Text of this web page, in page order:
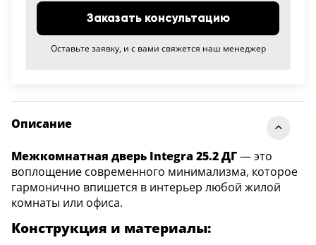
Заказать консультацию
Оставьте заявку, и с вами свяжется наш менеджер
Описание
Межкомнатная дверь Integra 25.2 ДГ— это
воплощение современного минимализма, которое
гармонично впишется в интерьер любой жилой
комнаты или офиса.
Конструкция и материалы: